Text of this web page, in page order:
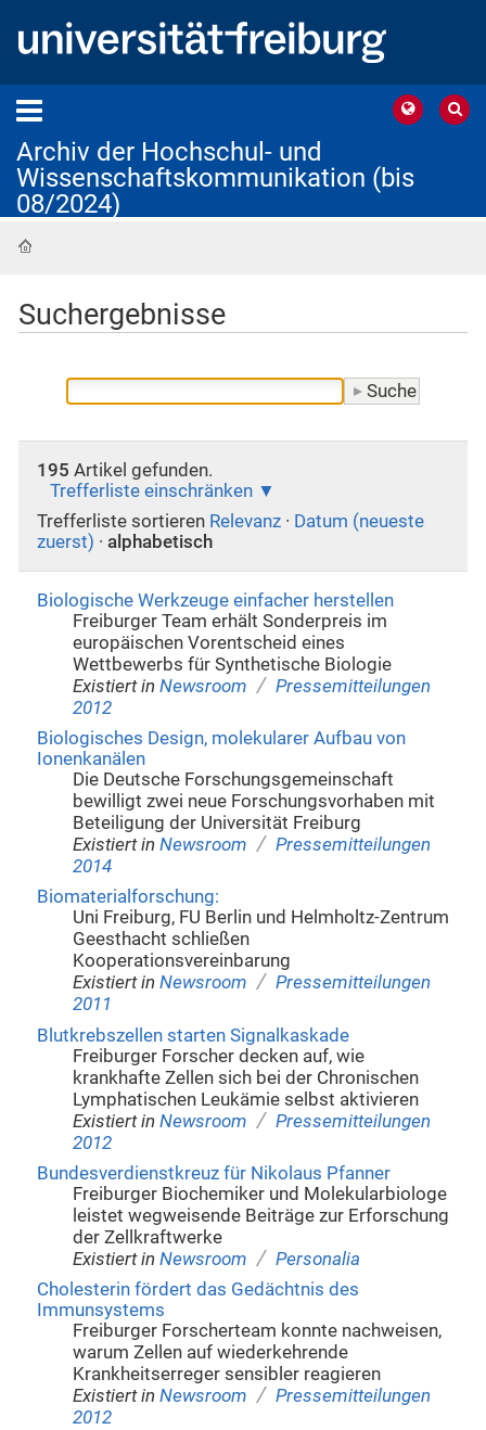
Archiv der Hochschul- und
Wissenschaftskommunikation (bis
08/2024)
Suchergebnisse
195 Artikel gefunden.
Trefferliste einschränken
Trefferliste sortieren Relevanz · Datum (neueste
zuerst) · alphabetisch
Biologische Werkzeuge einfacher herstellen
Freiburger Team erhält Sonderpreis im
europäischen Vorentscheid eines
Wettbewerbs für Synthetische Biologie
Existiert in Newsroom / Pressemitteilungen
2012
Biologisches Design, molekularer Aufbau von
Ionenkanälen
Die Deutsche Forschungsgemeinschaft
bewilligt zwei neue Forschungsvorhaben mit
Beteiligung der Universität Freiburg
Existiert in Newsroom / Pressemitteilungen
2014
Biomaterialforschung:
Uni Freiburg, FU Berlin und Helmholtz-Zentrum
Geesthacht schließen
Kooperationsvereinbarung
Existiert in Newsroom / Pressemitteilungen
2011
Blutkrebszellen starten Signalkaskade
Freiburger Forscher decken auf, wie
krankhafte Zellen sich bei der Chronischen
Lymphatischen Leukämie selbst aktivieren
Existiert in Newsroom / Pressemitteilungen
2012
Bundesverdienstkreuz für Nikolaus Pfanner
Freiburger Biochemiker und Molekularbiologe
leistet wegweisende Beiträge zur Erforschung
der Zellkraftwerke
Existiert in Newsroom / Personalia
Cholesterin fördert das Gedächtnis des
Immunsystems
Freiburger Forscherteam konnte nachweisen,
warum Zellen auf wiederkehrende
Krankheitserreger sensibler reagieren
Existiert in Newsroom / Pressemitteilungen
2012